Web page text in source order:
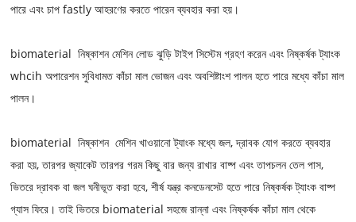
পারে এবং চাপ fastly আহরণের করতে পারেন ব্যবহার করা হয়।
biomaterial নিষ্কাশনমেশিন লোড ঝুড়ি টাইপ সিস্টেম গ্রহণ করেন এবং নিষ্কর্ষক ট্যাংক
whcih অপারেশন সুবিধামত কাঁচা মাল ভোজন এবং অবশিষ্টাংশ পালন হতে পারে মধ্যে কাঁচা মাল
পালন।
biomaterial নিষ্কাশনমেশিন খাওয়ানো ট্যাংক মধ্যে জল, দ্রাবক যোগ করতে ব্যবহার
করা হয়, তারপর জ্যাকেট তারপর গরম কিছু বার জন্য রাখার বাষ্প এবং তাপচলন তেল পাস,
ভিতরে দ্রাবক বা জল ঘনীভূত করা হবে, শীর্ষ যন্ত্র কনডেনসেট হতে পারে নিষ্কর্ষক ট্যাংক বাষ্প
গ্যাস ফিরে। তাই ভিতরে biomaterial সহজে রান্না এবং নিষ্কর্ষক কাঁচা মাল থেকে